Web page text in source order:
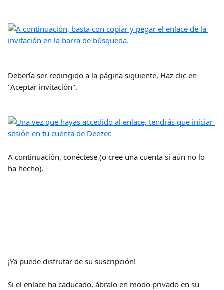
Debería ser redirigido a la página siguiente. Haz clic en
"Aceptar invitación".
A continuación, conéctese (o cree una cuenta si aún no lo
ha hecho).
¡Ya puede disfrutar de su suscripción!
Si el enlace ha caducado, ábralo en modo privado en su